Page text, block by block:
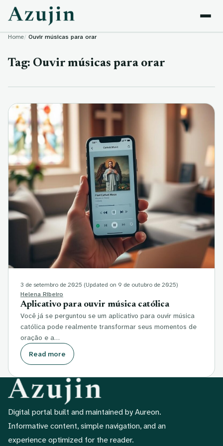
Skip to content
Home Ouvir músicas para orar
Tag: Ouvir músicas para orar
3 de setembro de 2025 (Updated on 9 de outubro de 2025)
Helena Ribeiro
Aplicativo para ouvir música católica
Você já se perguntou se um aplicativo para ouvir música
católica pode realmente transformar seus momentos de
oração e a…
Read more
Digital portal built and maintained by Aureon.
Informative content, simple navigation, and an
experience optimized for the reader.